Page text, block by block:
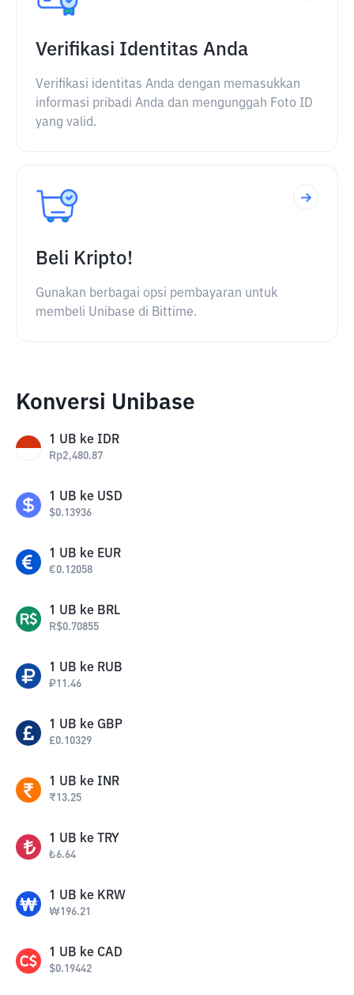
Verifikasi Identitas Anda
Verifikasi identitas Anda dengan memasukkan
informasi pribadi Anda dan mengunggah Foto ID
yang valid.
Beli Kripto!
Gunakan berbagai opsi pembayaran untuk
membeli Unibase di Bittime.
Konversi Unibase
1 UB ke IDR
Rp2,480.87
1 UB ke USD
$0.13936
1 UB ke EUR
€0.12058
1 UB ke BRL
R$0.70855
1 UB ke RUB
₽11.46
1 UB ke GBP
£0.10329
1 UB ke INR
₹13.25
1 UB ke TRY
₺6.64
1 UB ke KRW
₩196.21
1 UB ke CAD
$0.19442